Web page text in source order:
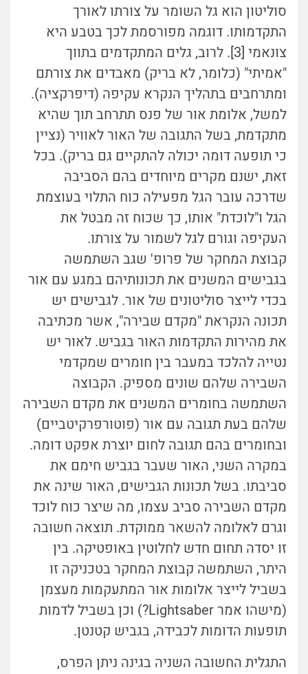
סוליטון הוא גל השומר על צורתו לאורך
התקדמותו. דוגמה מפורסמת לכך בטבע היא
צונאמי [3].
לרוב, גלים המתקדמים בתווך
"אמיתי" (כלומר, לא בריק) מאבדים את צורתם
ומתרחבים בתהליך הנקרא עקיפה (דיפרקציה).
למשל, אלומת אור של פנס תתרחב תוך שהיא
מתקדמת, בשל התגובה של האור לאוויר (נציין
כי תופעה דומה יכולה להתקיים גם בריק). בכל
זאת, ישנם מקרים מיוחדים בהם הסביבה
שדרכה עובר הגל מפעילה כוח התלוי בעוצמת
הגל ו"לוכדת" אותו, כך שכוח זה מבטל את
העקיפה וגורם לגל לשמור על צורתו.
קבוצת המחקר של פרופ' שגב השתמשה
בגבישים המשנים את תכונותיהם במגע עם אור
בכדי לייצר סוליטונים של אור. לגבישים יש
תכונה הנקראת "מקדם שבירה", אשר מכתיבה
את מהירות התקדמות האור בגביש. לאור יש
נטייה להלכד במעבר בין חומרים שמקדמי
השבירה שלהם שונים מספיק. הקבוצה
השתמשה בחומרים המשנים את מקדם השבירה
שלהם בעת תגובה עם אור (פוטורפרקיטביים)
ובחומרים בהם תגובה לחום יוצרת אפקט דומה.
במקרה השני, האור שעבר בגביש חימם את
סביבתו. בשל תכונות הגבישים, האור שינה את
מקדם השבירה סביב עצמו, מה שיצר כוח לוכד
וגרם לאלומה להשאר ממוקדת. תוצאה חשובה
זו יסדה תחום חדש לחלוטין באופטיקה. בין
היתר, השתמשה קבוצת המחקר בטכניקה זו
בשביל לייצר אלומות אור המתעקמות מעצמן
(מישהו אמר Lightsaber?) וכן בשביל לדמות
תופעות הדומות לכבידה, בגביש קטנטן.
התגלית החשובה השניה בגינה ניתן הפרס,